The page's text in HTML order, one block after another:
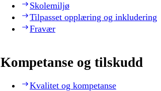
Skolemiljø
Tilpasset opplæring og inkludering
Fravær
Kompetanse og tilskudd
Kvalitet og kompetanse